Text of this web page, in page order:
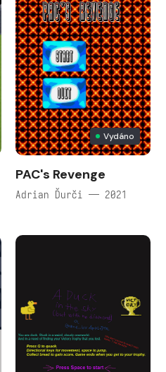
Vydáno
PAC's Revenge
Adrian Ďurči — 2021